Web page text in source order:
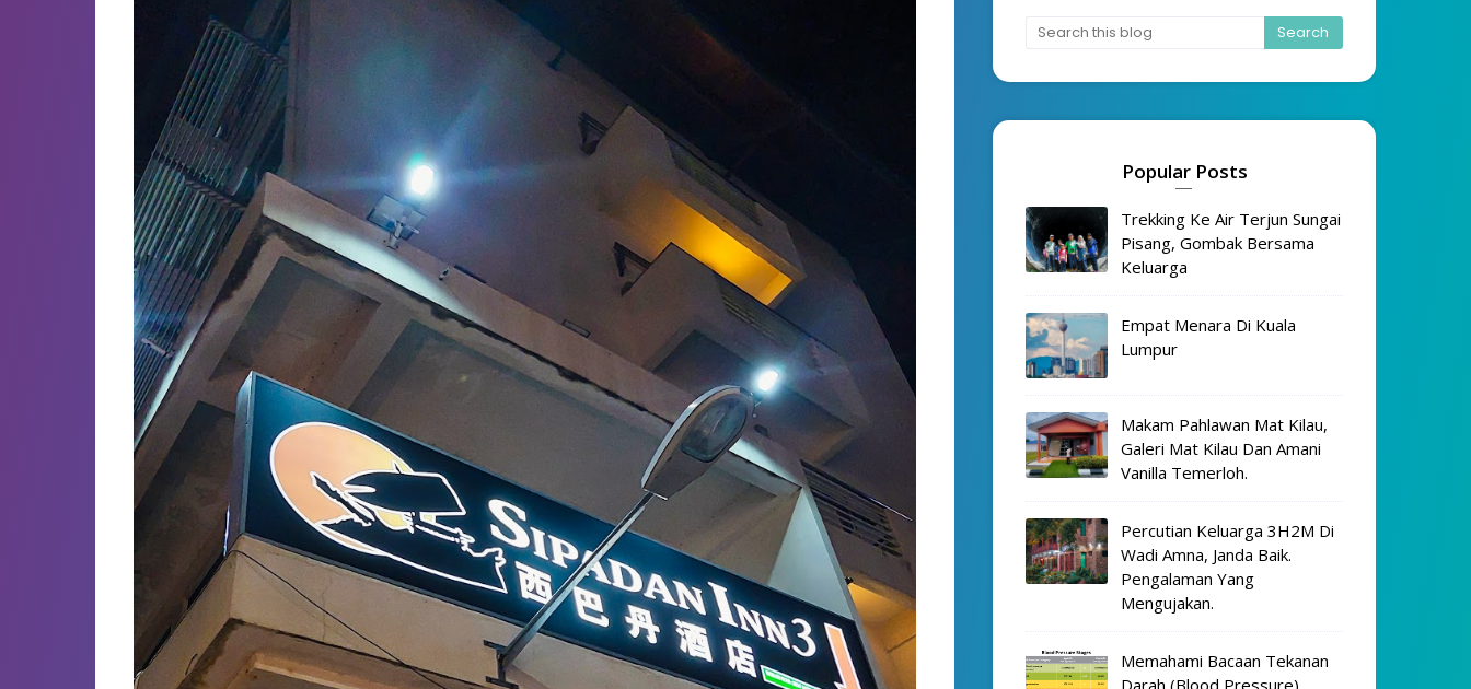
Popular Posts
Trekking Ke Air Terjun Sungai
Pisang, Gombak Bersama
Keluarga
Empat Menara Di Kuala
Lumpur
Makam Pahlawan Mat Kilau,
Galeri Mat Kilau Dan Amani
Vanilla Temerloh.
Percutian Keluarga 3H2M Di
Wadi Amna, Janda Baik.
Pengalaman Yang
Mengujakan.
Memahami Bacaan Tekanan
Darah (Blood Pressure)